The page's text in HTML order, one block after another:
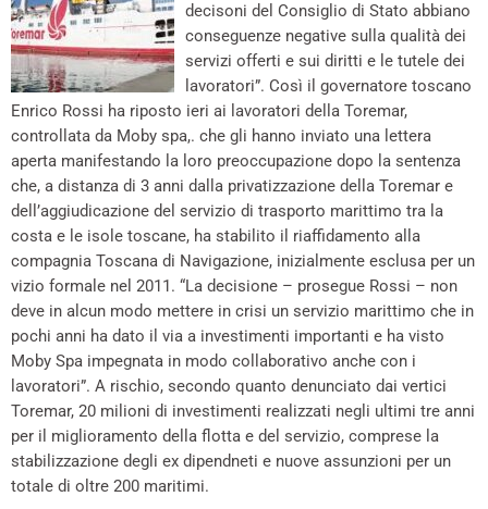
decisoni del Consiglio di Stato abbiano
conseguenze negative sulla qualità dei
servizi offerti e sui diritti e le tutele dei
lavoratori”. Così il governatore toscano
Enrico Rossi ha riposto ieri ai lavoratori della Toremar,
controllata da Moby spa,. che gli hanno inviato una lettera
aperta manifestando la loro preoccupazione dopo la sentenza
che, a distanza di 3 anni dalla privatizzazione della Toremar e
dell’aggiudicazione del servizio di trasporto marittimo tra la
costa e le isole toscane, ha stabilito il riaffidamento alla
compagnia Toscana di Navigazione, inizialmente esclusa per un
vizio formale nel 2011. “La decisione – prosegue Rossi – non
deve in alcun modo mettere in crisi un servizio marittimo che in
pochi anni ha dato il via a investimenti importanti e ha visto
Moby Spa impegnata in modo collaborativo anche con i
lavoratori”. A rischio, secondo quanto denunciato dai vertici
Toremar, 20 milioni di investimenti realizzati negli ultimi tre anni
per il miglioramento della flotta e del servizio, comprese la
stabilizzazione degli ex dipendneti e nuove assunzioni per un
totale di oltre 200 maritimi.